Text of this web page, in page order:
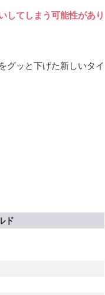
してしまう可能性があり
グッと下げた新しいタイ
ド